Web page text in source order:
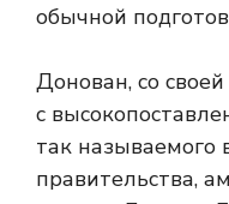
обычной
Донован, со
с
так называемого
правительства,